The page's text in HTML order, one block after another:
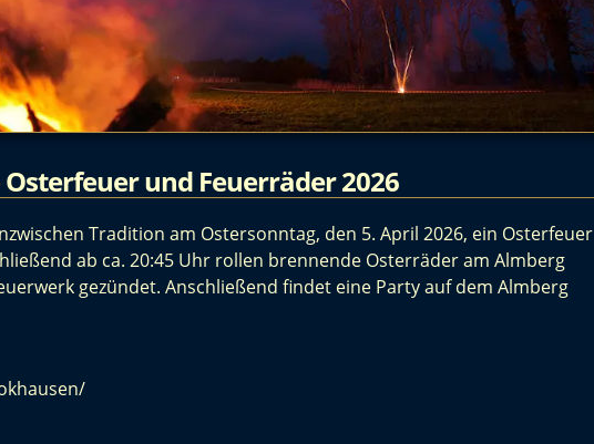
und Feuerräder 2026
Tradition am Ostersonntag, den 5. April 2026, ein Osterfeuer
ab ca. 20:45 Uhr rollen brennende Osterräder am Almberg
gezündet. Anschließend findet eine Party auf dem Almberg